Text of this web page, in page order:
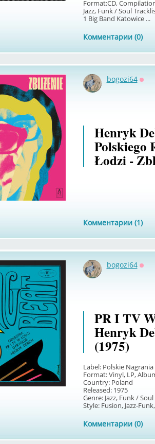
Format:CD,
Jazz, Funk / Soul
1 Big Band Katowice ...
Комментарии (0)
bogozi64
Henryk
Polskiego
Łodzi -
Комментарии (1)
bogozi64
PR I TV
Henryk
(1975)
Label: Polskie Nagrania
Format: Vinyl, LP,
Country: Poland
Released: 1975
Genre: Jazz, Funk / Soul
Style: Fusion, Jazz-
Комментарии (0)